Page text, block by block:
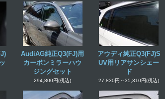
AudiAG純正Q3(FJ)用
カーボンミラーハウ
ジングセット
294,800円(税込)
アウディ純正Q3(FJ)S
UV用リアサンシェー
ド
27,830円～35,310円(税込)